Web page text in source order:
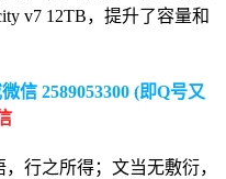
v7 12TB，提升了容量和
信 2589053300 (即Q号又
行之所得；文当无敷衍，